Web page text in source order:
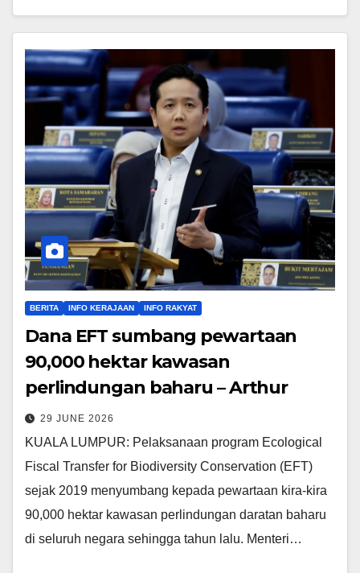
BERITA INFO KERAJAAN INFO RAKYAT
Dana EFT sumbang pewartaan
90,000 hektar kawasan
perlindungan baharu – Arthur
29 JUNE 2026
KUALA LUMPUR: Pelaksanaan program Ecological
Fiscal Transfer for Biodiversity Conservation (EFT)
sejak 2019 menyumbang kepada pewartaan kira-kira
90,000 hektar kawasan perlindungan daratan baharu
di seluruh negara sehingga tahun lalu. Menteri…